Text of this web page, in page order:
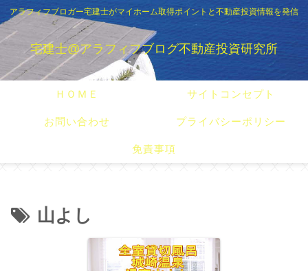
アラフィフブロガー宅建士がマイホーム取得ポイントと不動産投資情報を発信
宅建士@アラフィフブログ不動産投資研究所
ＨＯＭＥ サイトコンセプト
お問い合わせ プライバシーポリシー
免責事項
山よし